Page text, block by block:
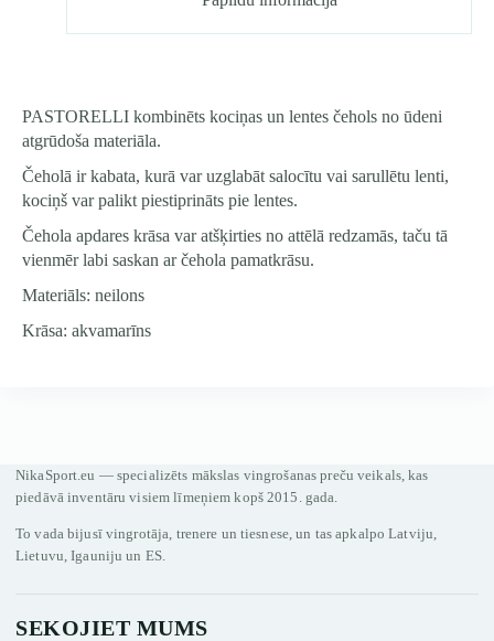
PASTORELLI kombinēts kociņas un lentes čehols no ūdeni
atgrūdoša materiāla.
Čeholā ir kabata, kurā var uzglabāt salocītu vai sarullētu lenti,
kociņš var palikt piestiprināts pie lentes.
Čehola apdares krāsa var atšķirties no attēlā redzamās, taču tā
vienmēr labi saskan ar čehola pamatkrāsu.
Materiāls: neilons
Krāsa: akvamarīns
NikaSport.eu — specializēts mākslas vingrošanas preču veikals, kas
piedāvā inventāru visiem līmeņiem kopš 2015. gada.
To vada bijusī vingrotāja, trenere un tiesnese, un tas apkalpo Latviju,
Lietuvu, Igauniju un ES.
SEKOJIET MUMS